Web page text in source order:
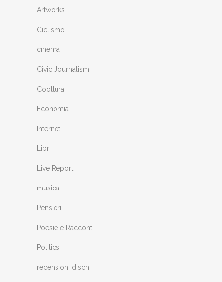
Artworks
Ciclismo
cinema
Civic Journalism
Cooltura
Economia
Internet
Libri
Live Report
musica
Pensieri
Poesie e Racconti
Politics
recensioni dischi